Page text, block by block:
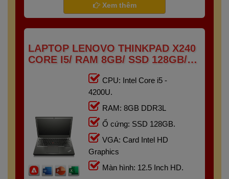
Xem thêm
LAPTOP LENOVO THINKPAD X240
CORE I5/ RAM 8GB/ SSD 128GB/
CPU: Intel Core i5 -
4200U.
RAM: 8GB DDR3L
Ổ cứng: SSD 128GB.
VGA: Card Intel HD
Graphics
Màn hình: 12.5 Inch HD.